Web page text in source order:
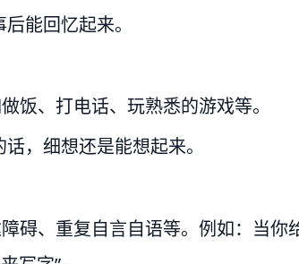
能回忆起来。
饭、打电话、玩熟悉的游戏等。
，细想还是能想起来。
碍、重复自言自语等。例如：当你